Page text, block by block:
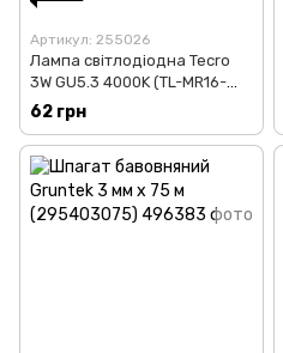
Артикул: 255026
Лампа світлодіодна Tecro
3W GU5.3 4000K (TL-MR16-
3W-4K-GU5.3)
62 грн